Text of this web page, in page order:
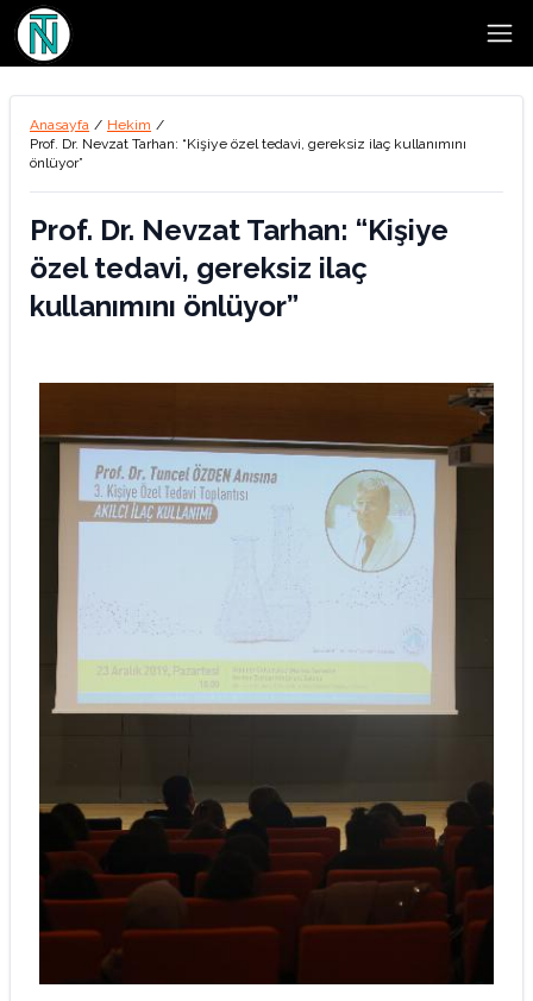
Anasayfa / Hekim /
Prof. Dr. Nevzat Tarhan: “Kişiye özel tedavi, gereksiz ilaç kullanımını
önlüyor”
Prof. Dr. Nevzat Tarhan: “Kişiye
özel tedavi, gereksiz ilaç
kullanımını önlüyor”